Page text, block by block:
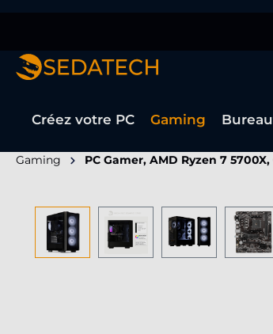
Créez votre PC Gaming
Gaming PC Gamer, AMD Ryzen 7
Ignorer la galerie d'images